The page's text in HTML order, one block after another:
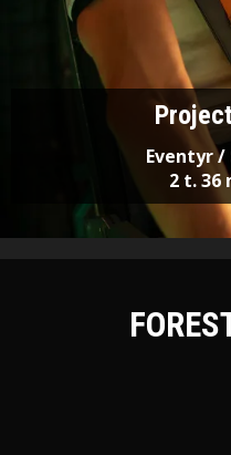
Eventyr /
2 t. 36